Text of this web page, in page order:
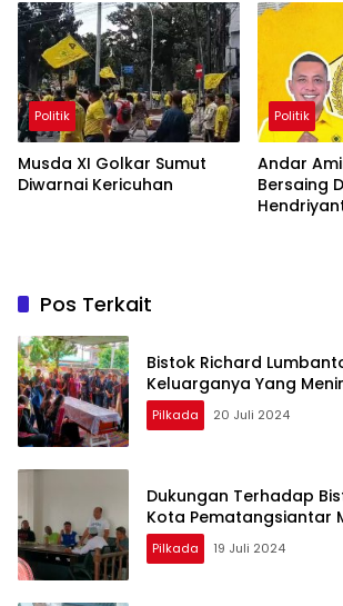
Politik
Musda XI Golkar Sumut
Diwarnai Kericuhan
Politik
Andar
Bersaing
Pos Terkait
Bistok Richard
Keluarganya Yang
Pilkada 20 Juli 2024
Dukungan Terhadap
Kota Pematangsiantar
Pilkada 19 Juli 2024